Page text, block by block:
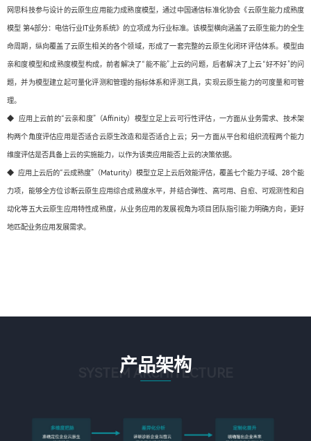
网思科技参与设计的云原生应用能力成熟度模型，通过中国通信标准化协会《云原生能力成熟度
模型 第4部分：电信行业IT业务系统》的立项成为行业标准。该模型横向涵盖了云原生能力的全生
命周期，纵向覆盖了云原生相关的各个领域，形成了一套完整的云原生化闭环评估体系。模型由
亲和度模型和成熟度模型构成，前者解决了“能不能”上云的问题，后者解决了上云“好不好”的问
题，并为模型建立起可量化评测和管理的指标体系和评测工具，实现云原生能力的可度量和可管
理。
◆ 应用上云前的“云亲和度”（Affinity）模型立足上云可行性评估，一方面从业务需求、技术架
构两个角度评估应用是否适合云原生改造和是否适合上云；另一方面从平台和组织流程两个能力
维度评估是否具备上云的实施能力，以作为该类应用能否上云的决策依据。
◆ 应用上云后的“云成熟度”（Maturity）模型立足上云后效能评估，覆盖七个能力子域、28个能
力项，能够全方位诊断云原生应用综合成熟度水平，并结合弹性、高可用、自愈、可观测性和自
动化等五大云原生应用特性成熟度，从业务应用的发展视角为项目团队指引能力明确方向，更好
地匹配业务应用发展需求。
产品架构
SYSTEM ARCHITECTURE